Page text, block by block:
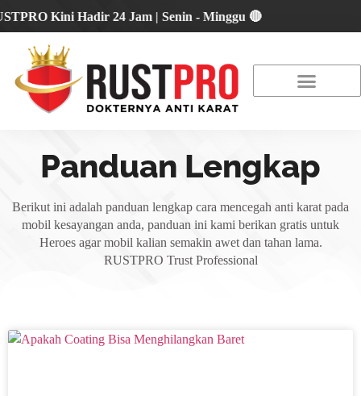
Kini Hadir 24 Jam | Senin - Minggu 🔴
Panduan Lengkap
Berikut ini adalah panduan lengkap cara mencegah anti karat pada
mobil kesayangan anda, panduan ini kami berikan gratis untuk
Heroes agar mobil kalian semakin awet dan tahan lama.
RUSTPRO Trust Professional